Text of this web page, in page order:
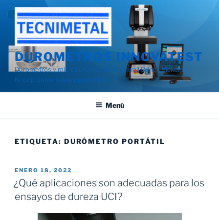
Saltar
contenido
DUROMETROS INNOVATEST
Durometros y microdurometros Rockwell Brinell Vickers
Knoop Universales y portatiles
Menú
ETIQUETA: DURÓMETRO PORTÁTIL
PUBLICADO
EL
ENERO 18, 2022
¿Qué aplicaciones son adecuadas para los
ensayos de dureza UCI?